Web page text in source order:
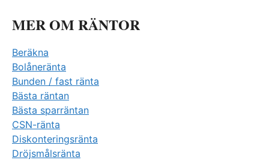
MER OM RÄNTOR
Beräkna
Bolåneränta
Bunden / fast ränta
Bästa räntan
Bästa sparräntan
CSN-ränta
Diskonteringsränta
Dröjsmålsränta